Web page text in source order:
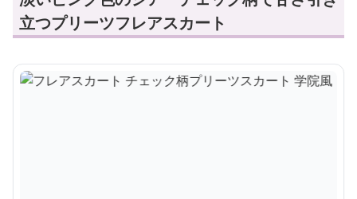
立つプリーツフレアスカート